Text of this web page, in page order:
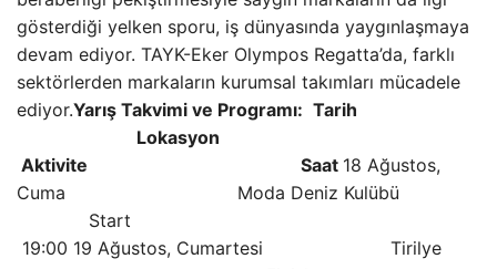
gösterdiği yelken sporu, iş dünyasında yaygınlaşmaya
devam ediyor. TAYK-Eker Olympos Regatta’da, farklı
sektörlerden markaların kurumsal takımları mücadele
ediyor.Yarış Takvimi ve Programı: Tarih
Lokasyon
Aktivite Saat 18 Ağustos,
Cuma Moda Deniz Kulübü
Start
19:00 19 Ağustos, Cumartesi Tirilye